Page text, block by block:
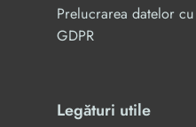
Prelucrarea datelor
GDPR
Legături utile